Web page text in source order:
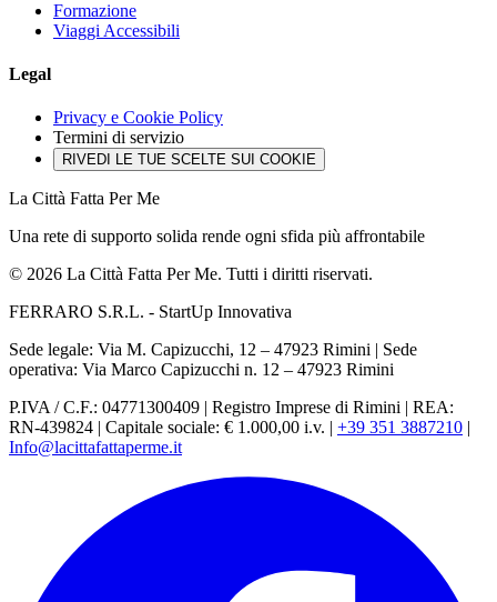
Formazione
Viaggi Accessibili
Legal
Privacy e Cookie Policy
Termini di servizio
RIVEDI LE TUE SCELTE SUI COOKIE
La Città Fatta Per Me
Una rete di supporto solida rende ogni sfida più affrontabile
© 2026 La Città Fatta Per Me. Tutti i diritti riservati.
FERRARO S.R.L. - StartUp Innovativa
Sede legale: Via M. Capizucchi, 12 – 47923 Rimini | Sede
operativa: Via Marco Capizucchi n. 12 – 47923 Rimini
P.IVA / C.F.: 04771300409 | Registro Imprese di Rimini | REA:
RN-439824 | Capitale sociale: € 1.000,00 i.v. | +39 351 3887210 |
Info@lacittafattaperme.it